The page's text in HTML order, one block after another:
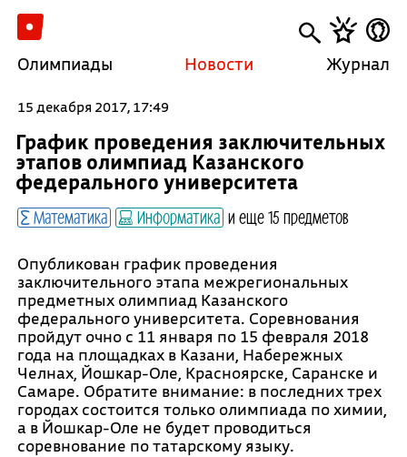
Олимпиады Новости Журнал
15 декабря 2017, 17:49
График проведения заключительных
этапов олимпиад Казанского
федерального университета
Математика Информатика и еще 15 предметов
Опубликован график проведения
заключительного этапа межрегиональных
предметных олимпиад Казанского
федерального университета. Соревнования
пройдут очно с 11 января по 15 февраля 2018
года на площадках в Казани, Набережных
Челнах, Йошкар-Оле, Красноярске, Саранске и
Самаре. Обратите внимание: в последних трех
городах состоится только олимпиада по химии,
а в Йошкар-Оле не будет проводиться
соревнование по татарскому языку.